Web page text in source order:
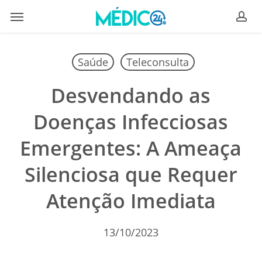
Menu
Saúde Teleconsulta
Desvendando as
Doenças Infecciosas
Emergentes: A Ameaça
Silenciosa que Requer
Atenção Imediata
13/10/2023